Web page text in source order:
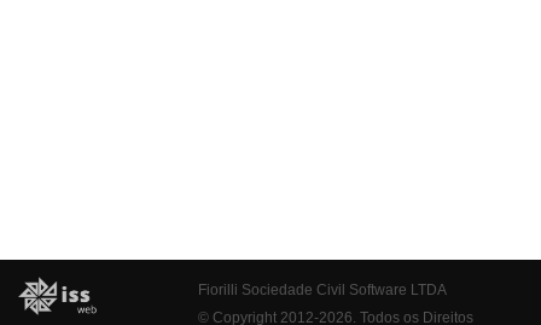
Fiorilli Sociedade Civil Software LTDA
© Copyright 2012-2026. Todos os Direitos